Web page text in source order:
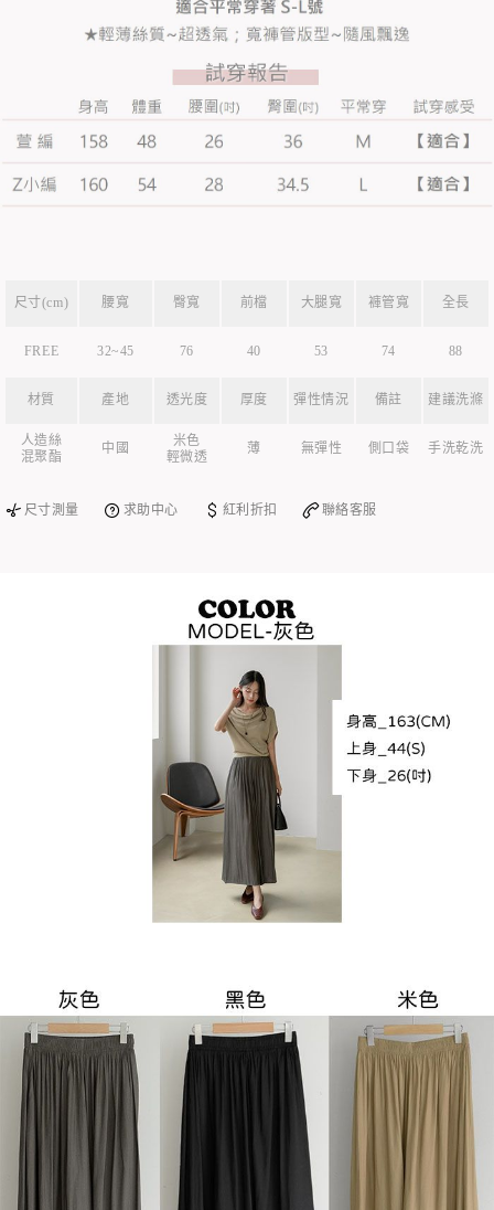
尺寸(cm) 腰寬 臀寬 前檔 大腿寬 褲管寬 全長
FREE 32~45 76 40 53 74 88
材質 產地 透光度 厚度 彈性情況 備註 建議洗滌
人造絲
混聚酯
中國
米色
輕微透
薄 無彈性 側口袋 手洗乾洗
尺寸測量 求助中心 紅利折扣 聯絡客服